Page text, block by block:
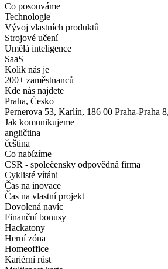
Co posouváme
Technologie
Vývoj vlastních produktů
Strojové učení
Umělá inteligence
SaaS
Kolik nás je
200+ zaměstnanců
Kde nás najdete
Praha, Česko
Pernerova 53, Karlín, 186 00 Praha-Praha
Jak komunikujeme
angličtina
čeština
Co nabízíme
CSR - společensky odpovědná firma
Cyklisté vítáni
Čas na inovace
Čas na vlastní projekt
Dovolená navíc
Finanční bonusy
Hackatony
Herní zóna
Homeoffice
Kariérní růst